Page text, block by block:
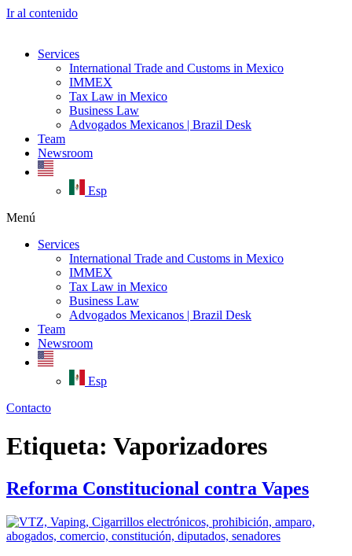
Ir al contenido
Services
International Trade and Customs in Mexico
IMMEX
Tax Law in Mexico
Business Law
Advogados Mexicanos | Brazil Desk
Team
Newsroom
Esp
Menú
Services
International Trade and Customs in Mexico
IMMEX
Tax Law in Mexico
Business Law
Advogados Mexicanos | Brazil Desk
Team
Newsroom
Esp
Contacto
Etiqueta: Vaporizadores
Reforma Constitucional contra Vapes